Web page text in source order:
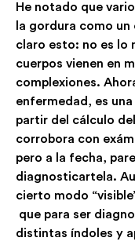
He notado que
la gordura como
claro esto: no es lo
cuerpos vienen en
complexiones.
enfermedad, es
partir del cálculo
corrobora con
pero a la fecha,
diagnosticartela.
cierto modo
que para ser
distintas índoles y